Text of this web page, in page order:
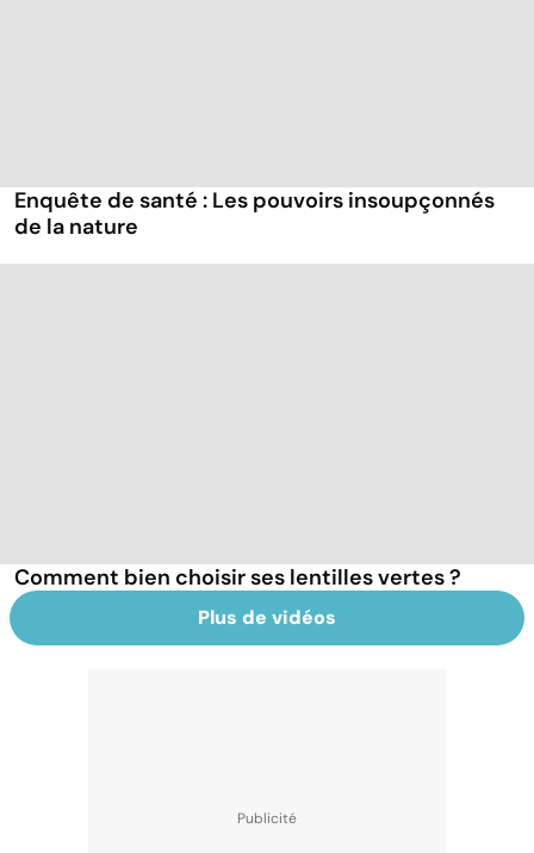
Enquête de santé : Les pouvoirs insoupçonnés
de la nature
Comment bien choisir ses lentilles vertes ?
Plus de vidéos